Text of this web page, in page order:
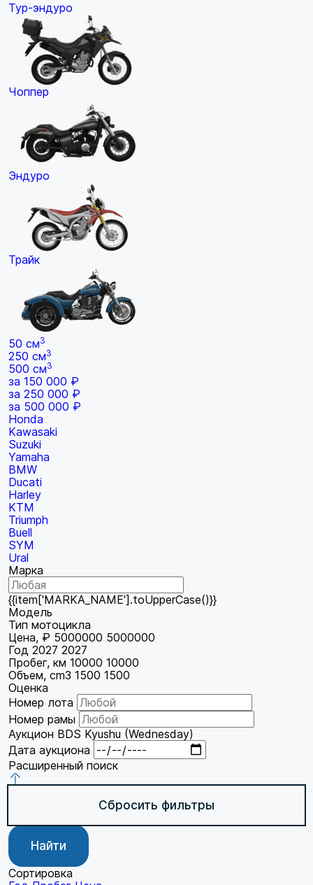
Тур-эндуро
Чоппер
Эндуро
Трайк
50 см3
250 см3
500 см3
за 150 000 ₽
за 250 000 ₽
за 500 000 ₽
Honda
Kawasaki
Suzuki
Yamaha
BMW
Ducati
Harley
KTM
Triumph
Buell
SYM
Ural
Марка
{{item['MARKA_NAME'].toUpperCase()}}
Модель
Тип мотоцикла
Цена, ₽ 5000000 5000000
Год 2027 2027
Пробег, км 10000 10000
Объем, cm3 1500 1500
Оценка
Номер лота
Номер рамы
Аукцион BDS Kyushu (Wednesday)
Дата аукциона
Расширенный поиск
Сбросить фильтры
Найти
Сортировка